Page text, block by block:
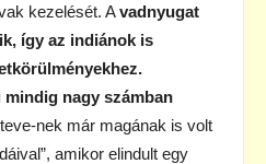
kezelését. Avadnyugat
így az indiánok is
mindig nagy számban
nek már magának is volt
amikor elindult egy